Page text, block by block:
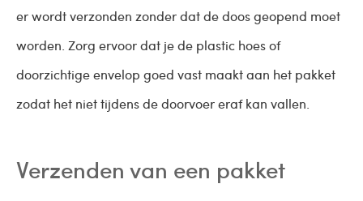
er wordt verzonden zonder dat de doos geopend moet
worden. Zorg ervoor dat je de plastic hoes of
doorzichtige envelop goed vast maakt aan het pakket
zodat het niet tijdens de doorvoer eraf kan vallen.
Verzenden van een pakket